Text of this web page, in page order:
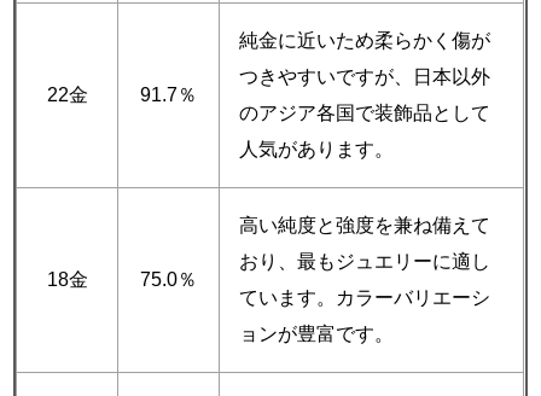
22金 91.7％
純金に近いため柔らかく傷が
つきやすいですが、日本以外
のアジア各国で装飾品として
人気があります。
18金 75.0％
高い純度と強度を兼ね備えて
おり、最もジュエリーに適し
ています。カラーバリエーシ
ョンが豊富です。